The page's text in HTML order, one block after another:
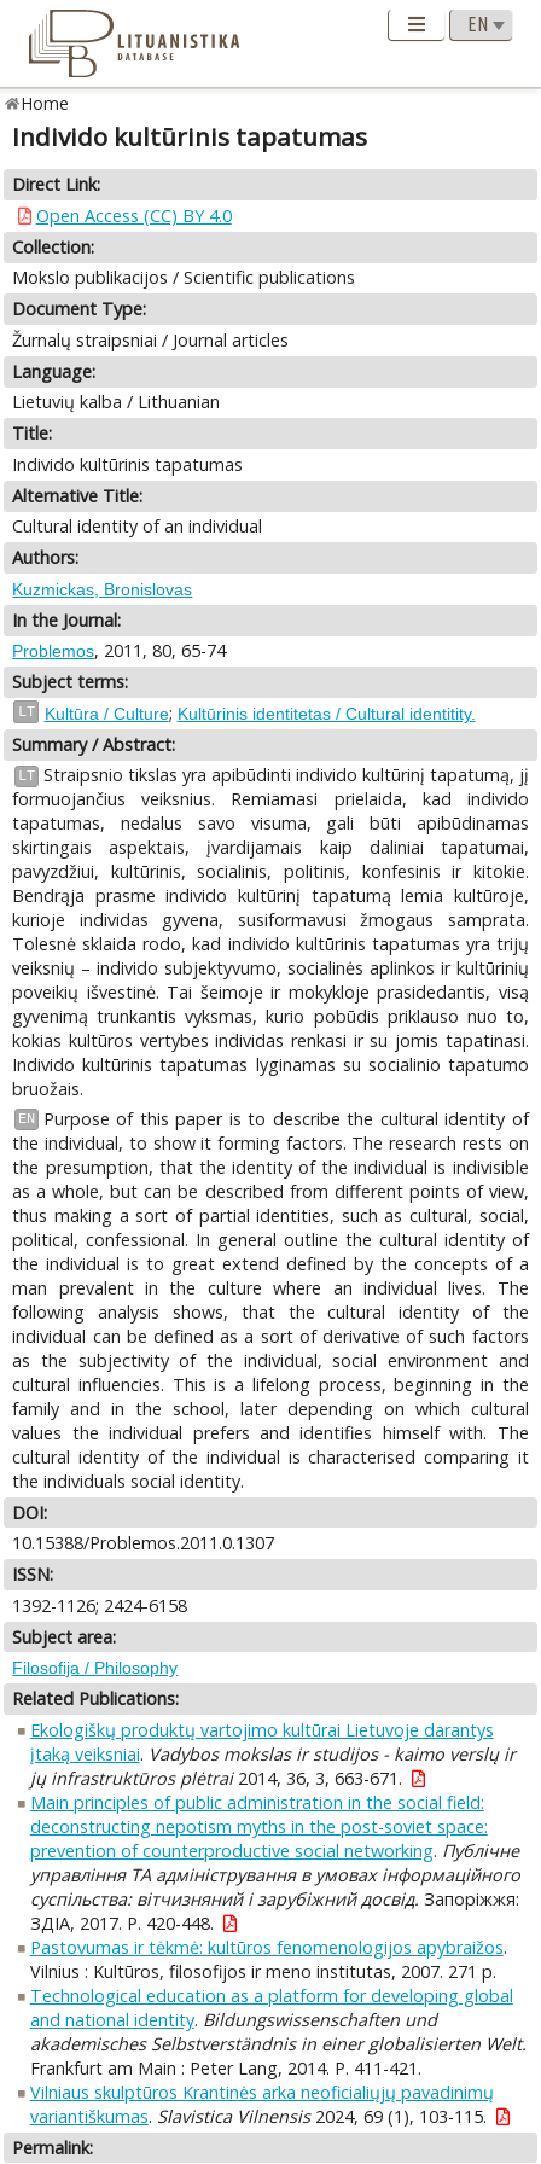
Home
Individo kultūrinis tapatumas
Direct Link:
Open Access (CC) BY 4.0
Collection:
Mokslo publikacijos / Scientific publications
Document Type:
Žurnalų straipsniai / Journal articles
Language:
Lietuvių kalba / Lithuanian
Title:
Individo kultūrinis tapatumas
Alternative Title:
Cultural identity of an individual
Authors:
Kuzmickas, Bronislovas
In the Journal:
Problemos, 2011, 80, 65-74
Subject terms:
LT Kultūra / Culture; Kultūrinis identitetas / Cultural identitity.
Summary / Abstract:
LT Straipsnio tikslas yra apibūdinti individo kultūrinį tapatumą, jį
formuojančius veiksnius. Remiamasi prielaida, kad individo
tapatumas, nedalus savo visuma, gali būti apibūdinamas
skirtingais aspektais, įvardijamais kaip daliniai tapatumai,
pavyzdžiui, kultūrinis, socialinis, politinis, konfesinis ir kitokie.
Bendrąja prasme individo kultūrinį tapatumą lemia kultūroje,
kurioje individas gyvena, susiformavusi žmogaus samprata.
Tolesnė sklaida rodo, kad individo kultūrinis tapatumas yra trijų
veiksnių – individo subjektyvumo, socialinės aplinkos ir kultūrinių
poveikių išvestinė. Tai šeimoje ir mokykloje prasidedantis, visą
gyvenimą trunkantis vyksmas, kurio pobūdis priklauso nuo to,
kokias kultūros vertybes individas renkasi ir su jomis tapatinasi.
Individo kultūrinis tapatumas lyginamas su socialinio tapatumo
bruožais.
EN
Purpose of this paper is to describe the cultural identity of
the individual, to show it forming factors. The research rests on
the presumption, that the identity of the individual is indivisible
as a whole, but can be described from different points of view,
thus making a sort of partial identities, such as cultural, social,
political, confessional. In general outline the cultural identity of
the individual is to great extend defined by the concepts of a
man prevalent in the culture where an individual lives. The
following analysis shows, that the cultural identity of the
individual can be defined as a sort of derivative of such factors
as the subjectivity of the individual, social environment and
cultural influencies. This is a lifelong process, beginning in the
family and in the school, later depending on which cultural
values the individual prefers and identifies himself with. The
cultural identity of the individual is characterised comparing it
the individuals social identity.
DOI:
10.15388/Problemos.2011.0.1307
ISSN:
1392-1126; 2424-6158
Subject area:
Filosofija / Philosophy
Related Publications:
Ekologiškų produktų vartojimo kultūrai Lietuvoje darantys
įtaką veiksniai. Vadybos mokslas ir studijos - kaimo verslų ir
jų infrastruktūros plėtrai2014, 36, 3, 663-671.
Main principles of public administration in the social field:
deconstructing nepotism myths in the post-soviet space:
prevention of counterproductive social networking. Публiчне
управлiння ТА адмiнiстрування в умовах iнформацiйного
суспiльства: вiтчизняний i зарубiжний досвiд. Запоріжжя:
ЗДІА, 2017. P. 420-448.
Pastovumas ir tėkmė: kultūros fenomenologijos apybraižos.
Vilnius : Kultūros, filosofijos ir meno institutas, 2007. 271 p.
Technological education as a platform for developing global
and national identity. Bildungswissenschaften und
akademisches Selbstverständnis in einer globalisierten Welt.
Frankfurt am Main : Peter Lang, 2014. P. 411-421.
Vilniaus skulptūros Krantinės arka neoficialiųjų pavadinimų
variantiškumas. Slavistica Vilnensis2024, 69 (1), 103-115.
Permalink: